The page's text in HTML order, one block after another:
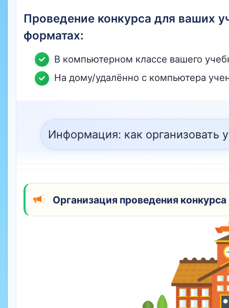
Проведение конкурса для ваших
форматах:
В компьютерном классе вашего
На дому/удалённо с компьютера
Информация: как организовать
Организация проведения